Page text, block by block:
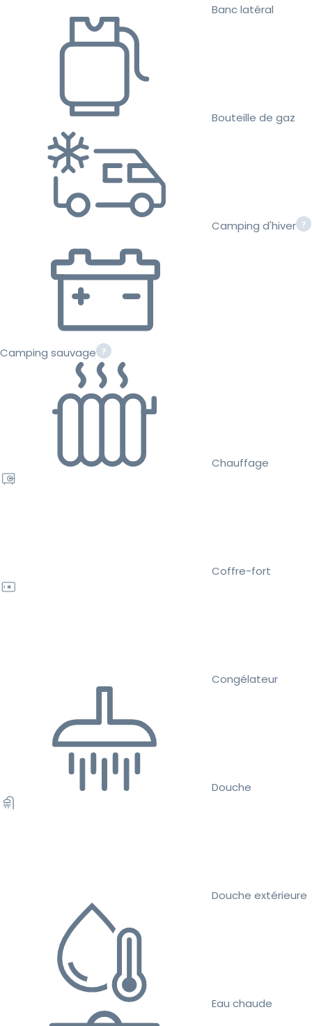
Banc latéral
Bouteille de gaz
Camping d'hiver
Camping sauvage
Chauffage
Coffre-fort
Congélateur
Douche
Douche extérieure
Eau chaude